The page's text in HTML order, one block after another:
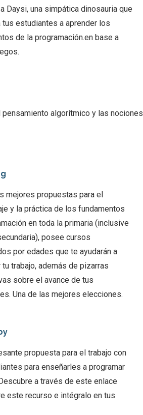
Daysi, una simpática dinosauria que
tus estudiantes a aprender los
de la programación.en base a
algorítmico y las nociones
mejores propuestas para el
y la práctica de los fundamentos
en toda la primaria (inclusive
posee cursos
por edades que te ayudarán a
trabajo, además de pizarras
sobre el avance de tus
Una de las mejores elecciones.
propuesta para el trabajo con
para enseñarles a programar
a través de este enlace
este recurso e intégralo en tus